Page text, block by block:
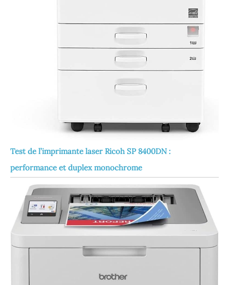
Test de l’imprimante laser Ricoh SP 8400DN :
performance et duplex monochrome